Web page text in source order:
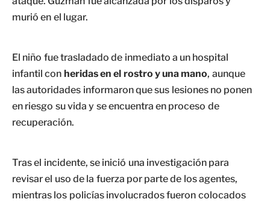
murió en el lugar.
El niño fue trasladado de inmediato a un hospital
infantil con heridas en el rostro y una mano, aunque
las autoridades informaron que sus lesiones no ponen
en riesgo su vida y se encuentra en proceso de
recuperación.
Tras el incidente, se inició una investigación para
revisar el uso de la fuerza por parte de los agentes,
mientras los policías involucrados fueron colocados